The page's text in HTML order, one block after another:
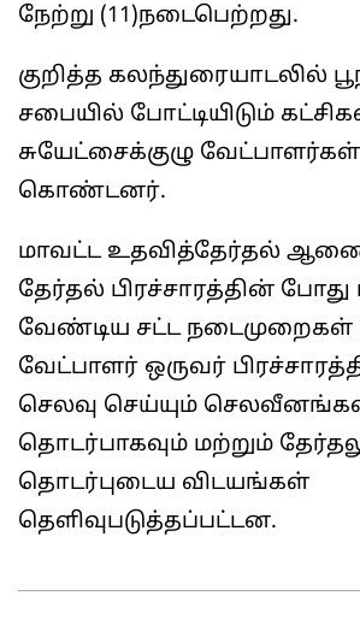
நேற்று (11)நடைபெற்றது.
குறித்த கலந்துரையாடலில்
சபையில் போட்டியிடும்
சுயேட்சைக்குழு
கொண்டனர்.
மாவட்ட உதவித்தேர்தல்
தேர்தல் பிரச்சாரத்தின்
வேண்டிய சட்ட நடைமுறைகள்
வேட்பாளர் ஒருவர்
செலவு செய்யும்
தொடர்பாகவும் மற்றும்
தொடர்புடைய விடயங்கள்
தெளிவுபடுத்தப்பட்டன.